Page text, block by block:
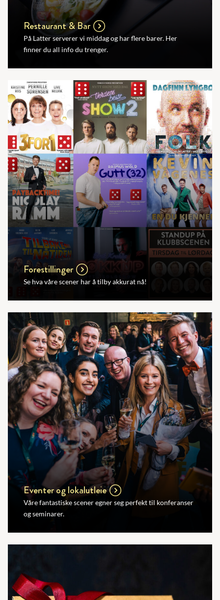
Restaurant & Bar
På Latter serverer vi middag og har flere barer. Her
finner du all info du trenger.
Forestillinger
Se hva våre scener har å tilby akkurat nå!
Eventer og lokalutleie
Våre fantastiske scener egner seg perfekt til konferanser
og seminarer.